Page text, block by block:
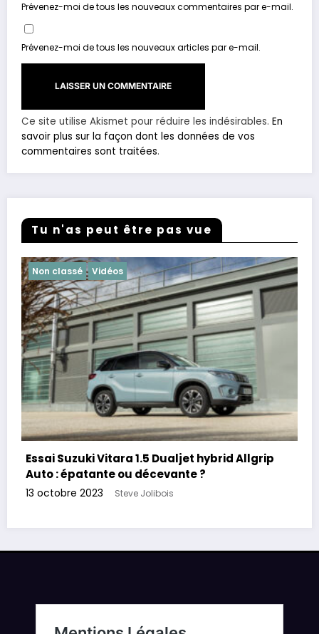
Prévenez-moi de tous les nouveaux commentaires par e-mail.
Prévenez-moi de tous les nouveaux articles par e-mail.
Ce site utilise Akismet pour réduire les indésirables. En
savoir plus sur la façon dont les données de vos
commentaires sont traitées.
Tu n'as peut être pas vue
Non classé Vidéos
Essai Suzuki Vitara 1.5 Dualjet hybrid Allgrip
Auto : épatante ou décevante ?
13 octobre 2023 Steve Jolibois